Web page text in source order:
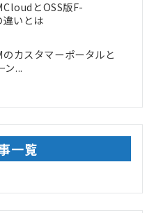
とOSS版F-
いとは
カスタマーポータルと
ン...
一覧